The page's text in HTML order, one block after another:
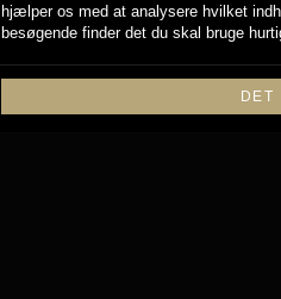
hjælper os med at analysere hvilket
besøgende finder det du skal bruge
DET